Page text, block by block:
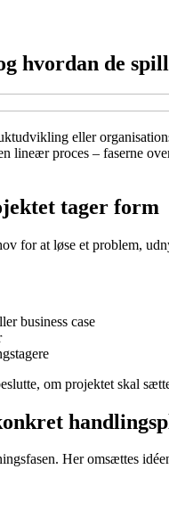
hvordan de
eller
lineær proces – faserne
tager form
for at løse et problem,
business case
om projektet skal
Her omsættes